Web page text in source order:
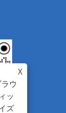
X
ウ
ッ
ズ